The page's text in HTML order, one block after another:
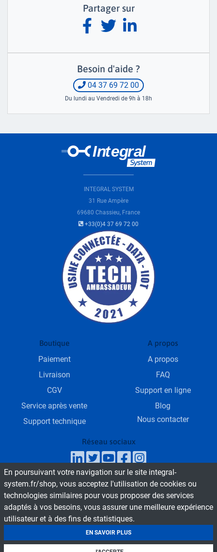
Partager sur
Besoin d'aide ?
04 37 69 72 00
Du lundi au Vendredi de 9h à 18h
INTEGRAL SYSTEM
31 Rue Ampère
69680 Chassieu, France
+33(0)4 37 69 72 00
Boutique
Paiement
Livraison
CGV
Service après vente
Support technique
A propos
A propos
FAQ
Support en ligne
Blog
Nous contacter
Réseau sociaux
SAV & Service commercial
Du Lundi au Vendredi de 9h - 18h
© 2026 Boutique en ligne INTEGRAL SYSTEM
Tous droit réservés
Mentions légales
En poursuivant votre navigation sur le site integral-
system.fr/shop, vous acceptez l'utilisation de cookies ou
technologies similaires pour vous proposer des services
adaptés à vos besoins, vous assurer une meilleure expérience
utilisateur et à des fins de statistiques.
EN SAVOIR PLUS